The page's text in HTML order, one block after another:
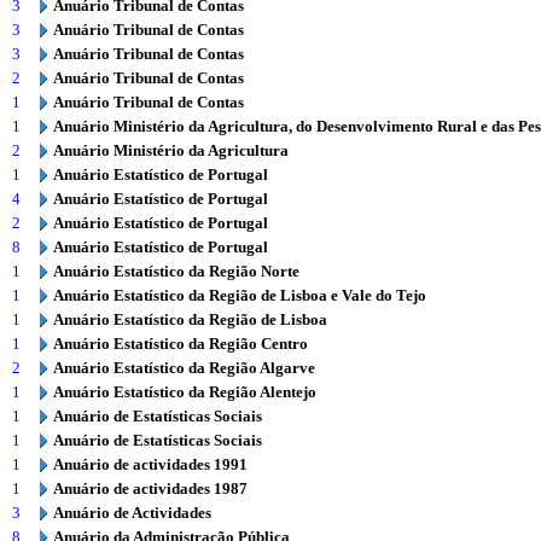
3
Anuário Tribunal de Contas
3
Anuário Tribunal de Contas
3
Anuário Tribunal de Contas
2
Anuário Tribunal de Contas
1
Anuário Tribunal de Contas
1
Anuário Ministério da Agricultura, do Desenvolvimento Rural e das
2
Anuário Ministério da Agricultura
1
Anuário Estatístico de Portugal
4
Anuário Estatístico de Portugal
2
Anuário Estatístico de Portugal
8
Anuário Estatístico de Portugal
1
Anuário Estatístico da Região Norte
1
Anuário Estatístico da Região de Lisboa e Vale do Tejo
1
Anuário Estatístico da Região de Lisboa
1
Anuário Estatístico da Região Centro
2
Anuário Estatístico da Região Algarve
1
Anuário Estatístico da Região Alentejo
1
Anuário de Estatísticas Sociais
1
Anuário de Estatísticas Sociais
1
Anuário de actividades 1991
1
Anuário de actividades 1987
3
Anuário de Actividades
8
Anuário da Administração Pública